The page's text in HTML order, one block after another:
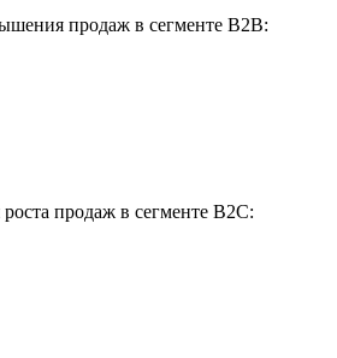
продаж в сегменте B2B:
продаж в сегменте B2C: